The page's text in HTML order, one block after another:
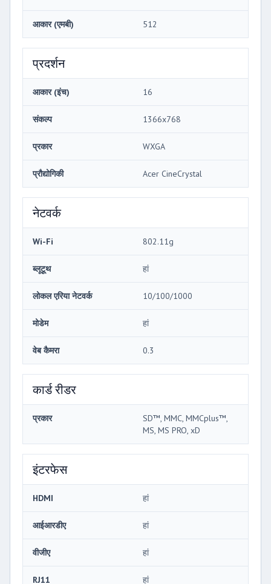
आकार (एमबी) 512
प्रदर्शन
आकार (इंच) 16
संकल्प 1366x768
प्रकार WXGA
प्रौद्योगिकी Acer CineCrystal
नेटवर्क
Wi-Fi 802.11g
ब्लूटूथ हां
लोकल एरिया नेटवर्क 10/100/1000
मोडेम हां
वेब कैमरा 0.3
कार्ड रीडर
प्रकार
SD™, MMC, MMCplus™,
MS, MS PRO, xD
इंटरफेस
HDMI हां
आईआरडीए हां
वीजीए हां
RJ11 हां